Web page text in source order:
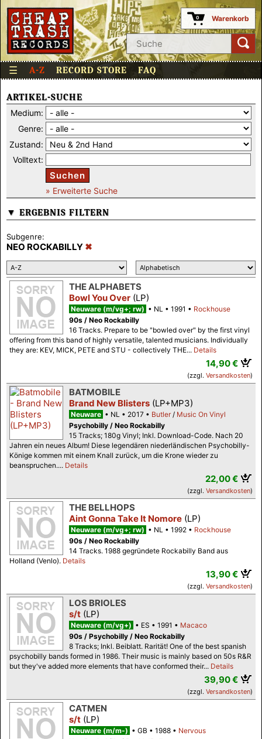
0 Warenkorb
☰ A-Z RECORD STORE FAQ
ARTIKEL-SUCHE
Medium:
Genre:
Zustand:
Volltext:
Suchen
» Erweiterte Suche
▼ ERGEBNIS FILTERN
Subgenre:
NEO ROCKABILLY
THE ALPHABETS
Bowl You Over (LP)
Neuware (m/vg+; rw) NL 1991
Rockhouse
90s / Neo Rockabilly
16 Tracks. Prepare to be "bowled over" by the first vinyl
offering from this band of highly versatile, talented musicians. Individually
they are: KEV, MICK, PETE and STU - collectively THE... Details
14,90 €
(zzgl. Versandkosten)
BATMOBILE
Brand New Blisters (LP+MP3)
Neuware NL 2017 Butler/ Music On Vinyl
Psychobilly / Neo Rockabilly
15 Tracks; 180g Vinyl; Inkl. Download-Code. Nach 20
Jahren ein neues Album! Diese legendären niederländischen Psychobilly-
Könige kommen mit einem Knall zurück, um die Krone wieder zu
beanspruchen.... Details
22,00 €
(zzgl. Versandkosten)
THE BELLHOPS
Aint Gonna Take It Nomore (LP)
Neuware (m/vg+; rw) NL 1992
Rockhouse
90s / Neo Rockabilly
14 Tracks. 1988 gegründete Rockabilly Band aus
Holland (Venlo). Details
13,90 €
(zzgl. Versandkosten)
LOS BRIOLES
s/t (LP)
Neuware (m/vg+) ES 1991
Macaco
90s / Psychobilly / Neo Rockabilly
8 Tracks; Inkl. Beiblatt. Rarität! One of the best spanish
psychobilly bands formed in 1986. Their music is mainly based on 50s R&R
but they've added more elements that have conformed their... Details
39,90 €
(zzgl. Versandkosten)
CATMEN
s/t (LP)
Neuware (m/m-) GB 1988
Nervous